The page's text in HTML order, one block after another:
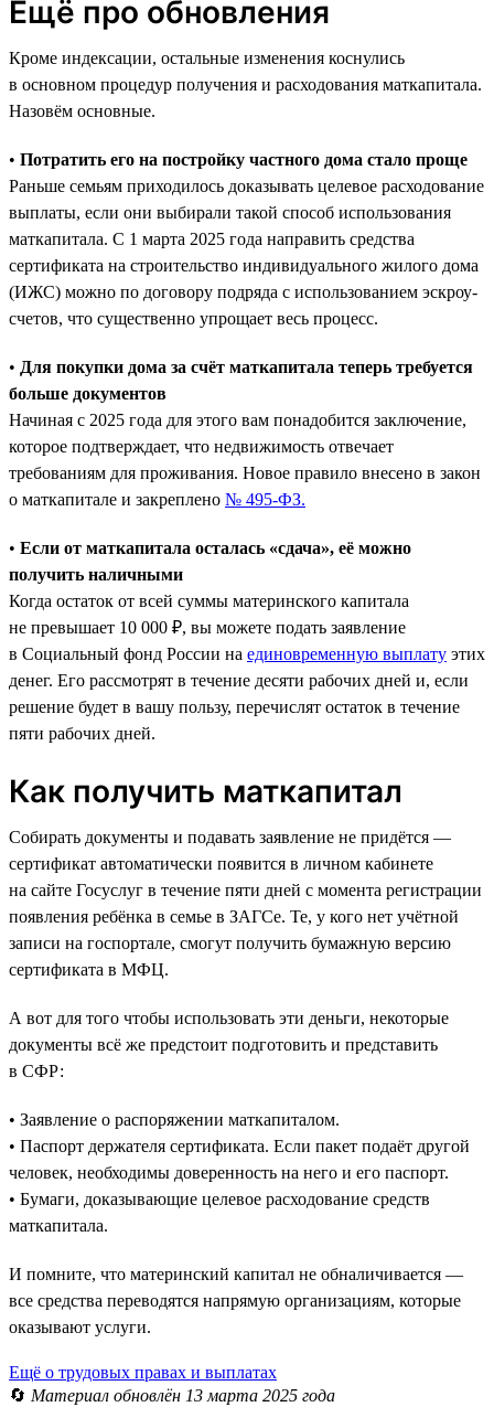
Ещё про обновления
Кроме индексации, остальные изменения коснулись
в основном процедур получения и расходования маткапитала.
Назовём основные.
• Потратить его на постройку частного дома стало проще
Раньше семьям приходилось доказывать целевое расходование
выплаты, если они выбирали такой способ использования
маткапитала. С 1 марта 2025 года направить средства
сертификата на строительство индивидуального жилого дома
(ИЖС) можно по договору подряда с использованием эскроу-
счетов, что существенно упрощает весь процесс.
• Для покупки дома за счёт маткапитала теперь требуется
больше документов
Начиная с 2025 года для этого вам понадобится заключение,
которое подтверждает, что недвижимость отвечает
требованиям для проживания. Новое правило внесено в закон
о маткапитале и закреплено № 495-ФЗ.
• Если от маткапитала осталась «сдача», её можно
получить наличными
Когда остаток от всей суммы материнского капитала
не превышает 10 000 ₽, вы можете подать заявление
в Социальный фонд России на единовременную выплату этих
денег. Его рассмотрят в течение десяти рабочих дней и, если
решение будет в вашу пользу, перечислят остаток в течение
пяти рабочих дней.
Как получить маткапитал
Собирать документы и подавать заявление не придётся —
сертификат автоматически появится в личном кабинете
на сайте Госуслуг в течение пяти дней с момента регистрации
появления ребёнка в семье в ЗАГСе. Те, у кого нет учётной
записи на госпортале, смогут получить бумажную версию
сертификата в МФЦ.
А вот для того чтобы использовать эти деньги, некоторые
документы всё же предстоит подготовить и представить
в СФР:
• Заявление о распоряжении маткапиталом.
• Паспорт держателя сертификата. Если пакет подаёт другой
человек, необходимы доверенность на него и его паспорт.
• Бумаги, доказывающие целевое расходование средств
маткапитала.
И помните, что материнский капитал не обналичивается —
все средства переводятся напрямую организациям, которые
оказывают услуги.
Ещё о трудовых правах и выплатах
🔄 Материал обновлён 13 марта 2025 года